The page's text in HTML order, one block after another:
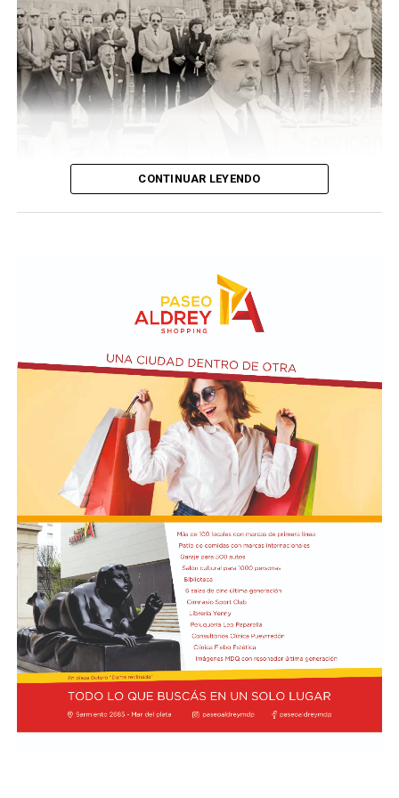
El vendero 13 de agosto se cumplen 38 años de la
desaparición física del ex intendente de Necochea,
en la ruta 88, a pocos kilómetros de Quequén.
Junto con el intendente de Necochea habían muerto
tres docentes que, luego se supo, habían subido a su
automóvil pocos kilómetros antes, donde se hallaban
haciendo dedo. La colisión frontal resultó letal: sólo
sobrevivió el chofer del camión.
El hall del Palacio Comunal fue el lugar donde velaron
sus restos y ante el cual desfiló todo el arco político de
aquel momento, incluyendo a la camada de jóvenes que
habían dado sus primeros pasos en el peronismo, bajo
el liderazgo de “Coco” Taraborelli como conductor. Y el
vicegobernador Luis Macaya, que acompañó sus restos
hasta la despedida final.
Antes de ser inhumados sus restos en el cementerio
municipal, el féretro fue transportado hacia la
Parroquia de los Padres Capuchinos, donde ofició una
CONTINUAR LEYENDO